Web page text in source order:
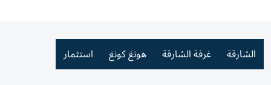
الشارقة غرفة الشارقة هونغ كونغ استثمار